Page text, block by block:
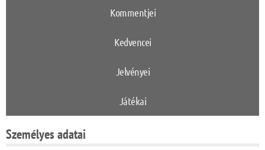
Kommentjei
Kedvencei
Jelvényei
Játékai
Személyes adatai